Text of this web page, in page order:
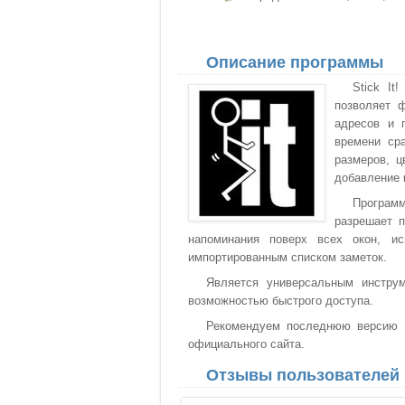
Описание программы
Stick It!
позволяет
адресов и
времени
размеров,
добавление
разрешает
напоминания поверх всех окон,
импортированным списком заметок.
Является универсальным
возможностью быстрого доступа.
Рекомендуем последнюю версию
официального сайта.
Отзывы пользователей